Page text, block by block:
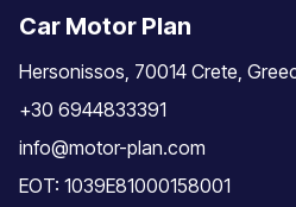
Car Motor Plan
Hersonissos, 70014 Crete,
+30 6944833391
info@motor-plan.com
EOT: 1039E81000158001